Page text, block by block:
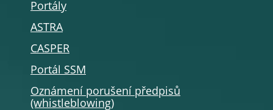
Portály
ASTRA
CASPER
Portál SSM
Oznámení porušení předpisů
(whistleblowing)